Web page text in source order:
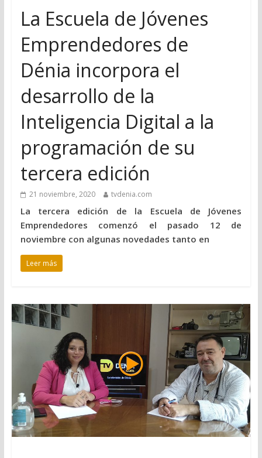
La Escuela de Jóvenes
Emprendedores de
Dénia incorpora el
desarrollo de la
Inteligencia Digital a la
programación de su
tercera edición
21 noviembre, 2020 tvdenia.com
La tercera edición de la Escuela de Jóvenes
Emprendedores comenzó el pasado 12 de
noviembre con algunas novedades tanto en
Leer más